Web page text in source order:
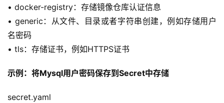
• docker-registry：存储镜像仓库认证信息
• generic：从文件、目录或者字符串创建，例如存储用户
名密码
• tls：存储证书，例如HTTPS证书
示例：将Mysql用户密码保存到Secret中存储
secret.yaml